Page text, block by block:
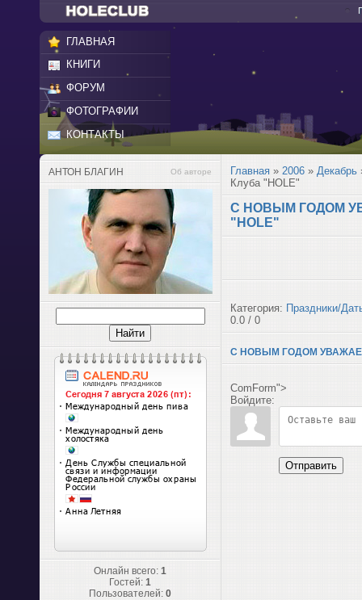
ГЛАВНАЯ
КНИГИ
ФОРУМ
ФОТОГРАФИИ
КОНТАКТЫ
АНТОН БЛАГИН Об авторе
Онлайн всего: 1
Гостей: 1
Пользователей: 0
Главная » 2006 » Декабрь
Клуба "HOLE"
С НОВЫМ ГОДОМ
"HOLE"
Категория: Праздники/
0.0 / 0
С НОВЫМ ГОДОМ
ComForm">
Войдите:
Отправить